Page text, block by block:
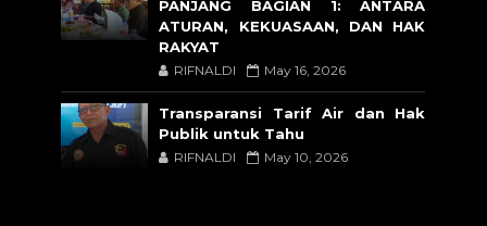
PANJANG BAGIAN 1: ANTARA
ATURAN, KEKUASAAN, DAN HAK
RAKYAT
RIFNALDI May 16, 2026
Transparansi Tarif Air dan Hak
Publik untuk Tahu
RIFNALDI May 10, 2026